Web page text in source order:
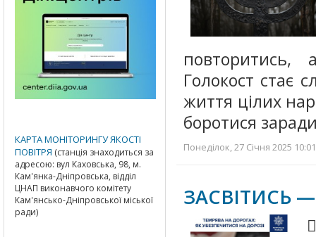
КАРТА МОНІТОРИНГУ ЯКОСТІ
ПОВІТРЯ (станція знаходиться за
адресою: вул Каховська, 98, м.
Кам'янка-Дніпровська, відділ
ЦНАП виконавчого комітету
Кам'янсько-Дніпровської міської
ради)
Голокост стає
життя цілих
боротися
Понеділок, 27 Січня 2025
ЗАСВІТИСЬ